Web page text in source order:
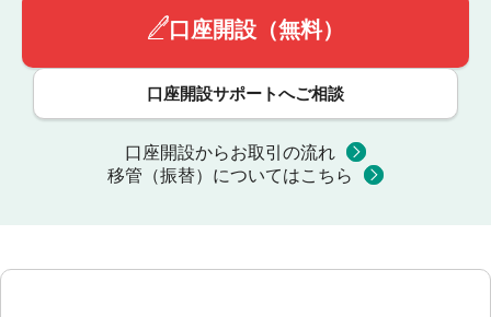
口座開設（無料）
口座開設サポートへご相談
口座開設からお取引の流れ
移管（振替）についてはこちら